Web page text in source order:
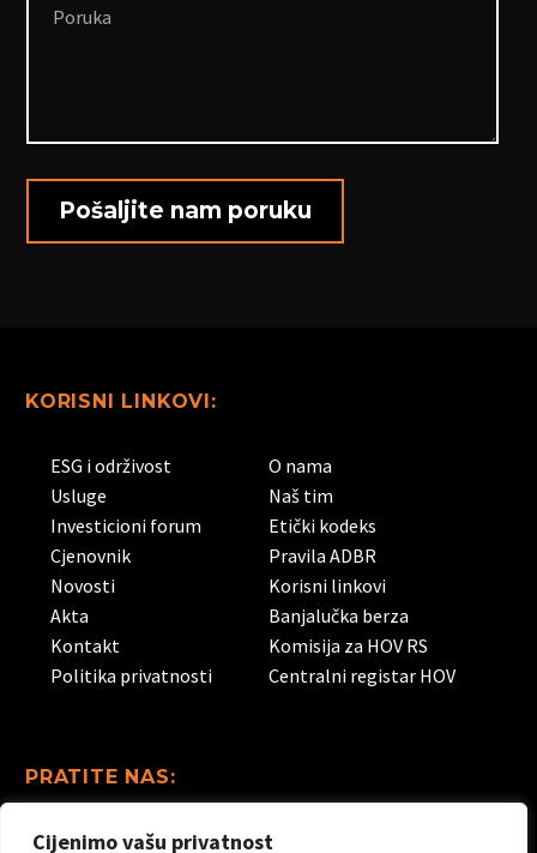
Cijenimo vašu privatnost
KORISNI LINKOVI:
ESG i održivost
Usluge
Investicioni forum
Cjenovnik
O nama
Naš tim
Etički kodeks
Pravila ADBR
Novosti
Akta
Kontakt
Politika privatnosti
Korisni linkovi
Banjalučka berza
Komisija za HOV RS
Centralni registar HOV
PRATITE NAS:
Linkedin Facebook